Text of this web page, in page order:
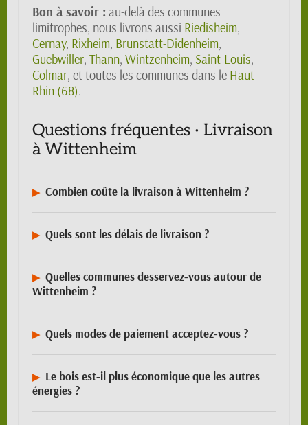
Bon à savoir : au-delà des communes
limitrophes, nous livrons aussi Riedisheim,
Cernay, Rixheim, Brunstatt-Didenheim,
Guebwiller, Thann, Wintzenheim, Saint-Louis,
Colmar, et toutes les communes dans le Haut-
Rhin (68).
Questions fréquentes · Livraison
à Wittenheim
Combien coûte la livraison à Wittenheim ?
Quels sont les délais de livraison ?
Quelles communes desservez-vous autour de
Wittenheim ?
Quels modes de paiement acceptez-vous ?
Le bois est-il plus économique que les autres
énergies ?